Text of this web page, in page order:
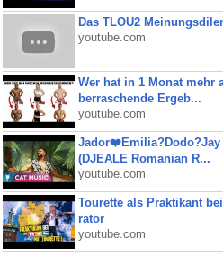
Das TLOU2
youtube.com
Wer hat in 1 Monat mehr
berraschende Ergeb...
youtube.com
Jador❤️Emilia?Dodo?Jay
(DJEALE Romanian R...
youtube.com
Tourette als Praktikant
rator
youtube.com